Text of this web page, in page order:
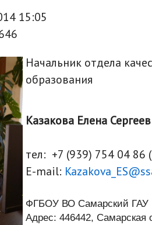
15:05
Начальник отдела
образования
Казакова Елена
тел: +7 (939) 754 04 86
E-mail:
ФГБОУ ВО Самарский ГАУ
Адрес: 446442, Самарская